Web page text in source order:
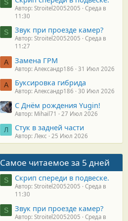
S
Автор: Stroitel20052005
Среда в
11:30
S Звук при проезде камер?
Автор: Stroitel20052005
Среда в
11:27
А Замена ГРМ
Автор: Александр186 31 Июл 2026
А Буксировка гибрида
Автор: Александр186 30 Июл 2026
С Днём рождения Yugin!
Автор: Mihail71 27 Июл 2026
Л Стук в задней части
Автор: Лекс 25 Июл 2026
Самое читаемое за 5 дней
S Скрип спереди в подвеске.
Автор: Stroitel20052005
Среда в
11:30
S Звук при проезде камер?
Автор: Stroitel20052005
Среда в